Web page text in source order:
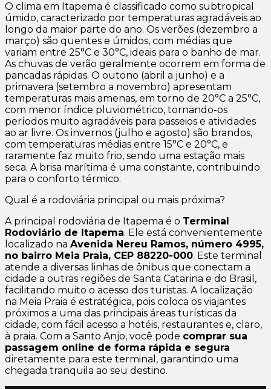
O clima em Itapema é classificado como subtropical
úmido, caracterizado por temperaturas agradáveis ao
longo da maior parte do ano. Os verões (dezembro a
março) são quentes e úmidos, com médias que
variam entre 25°C e 30°C, ideais para o banho de mar.
As chuvas de verão geralmente ocorrem em forma de
pancadas rápidas. O outono (abril a junho) e a
primavera (setembro a novembro) apresentam
temperaturas mais amenas, em torno de 20°C a 25°C,
com menor índice pluviométrico, tornando-os
períodos muito agradáveis para passeios e atividades
ao ar livre. Os invernos (julho e agosto) são brandos,
com temperaturas médias entre 15°C e 20°C, e
raramente faz muito frio, sendo uma estação mais
seca. A brisa marítima é uma constante, contribuindo
para o conforto térmico.
Qual é a rodoviária principal ou mais próxima?
A principal rodoviária de Itapema é o Terminal
Rodoviário de Itapema. Ele está convenientemente
localizado na Avenida Nereu Ramos, número 4995,
no bairro Meia Praia, CEP 88220-000. Este terminal
atende a diversas linhas de ônibus que conectam a
cidade a outras regiões de Santa Catarina e do Brasil,
facilitando muito o acesso dos turistas. A localização
na Meia Praia é estratégica, pois coloca os viajantes
próximos a uma das principais áreas turísticas da
cidade, com fácil acesso a hotéis, restaurantes e, claro,
à praia. Com a Santo Anjo, você pode comprar sua
passagem online de forma rápida e segura
diretamente para este terminal, garantindo uma
chegada tranquila ao seu destino.